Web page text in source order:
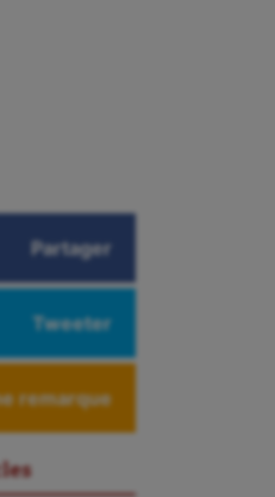
Partager
Tweeter
remarque